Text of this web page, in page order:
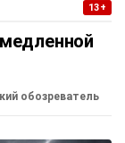
13+
обозреватель